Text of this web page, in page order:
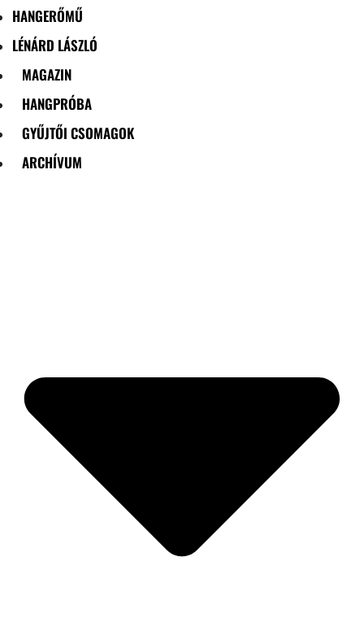
HANGERŐMŰ
LÉNÁRD LÁSZLÓ
MAGAZIN
HANGPRÓBA
GYŰJTŐI CSOMAGOK
ARCHÍVUM